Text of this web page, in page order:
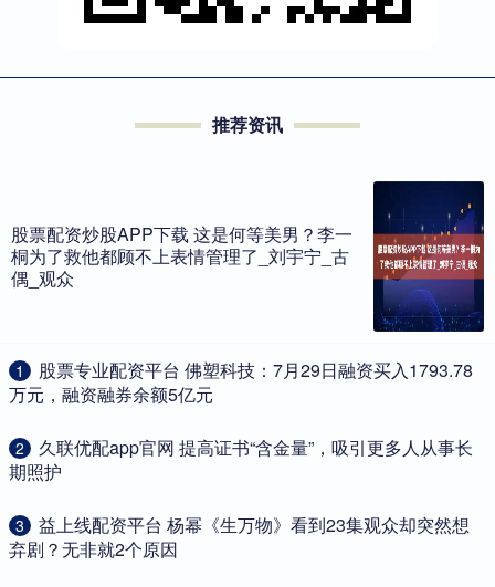
推荐资讯
股票配资炒股APP下载 这是何等美男？李一
桐为了救他都顾不上表情管理了_刘宇宁_古
偶_观众
1
​股票专业配资平台 佛塑科技：7月29日融资买入1793.78
万元，融资融券余额5亿元
2
​久联优配app官网 提高证书“含金量”，吸引更多人从事长
期照护
3
​益上线配资平台 杨幂《生万物》看到23集观众却突然想
弃剧？无非就2个原因